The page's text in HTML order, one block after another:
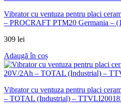
Vibrator cu ventuza pentru placi
– PROCRAFT PTM20 Germania –
309 lei
Adaugă în coș
Vibrator cu ventuza pentru placi
– TOTAL (Industrial) –